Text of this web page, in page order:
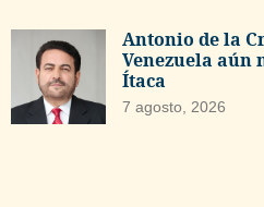
Antonio de la
Venezuela aún
Ítaca
7 agosto, 2026